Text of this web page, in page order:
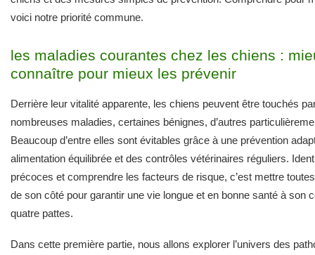
voici notre priorité commune.
les maladies courantes chez les chiens :
connaître pour mieux les prévenir
Derrière leur vitalité apparente, les chiens peuvent être touchés
nombreuses maladies, certaines bénignes, d’autres
Beaucoup d’entre elles sont évitables grâce à une prévention
alimentation équilibrée et des contrôles vétérinaires réguliers.
précoces et comprendre les facteurs de risque, c’est mettre
de son côté pour garantir une vie longue et en bonne santé à son
quatre pattes.
Dans cette première partie, nous allons explorer l’univers des